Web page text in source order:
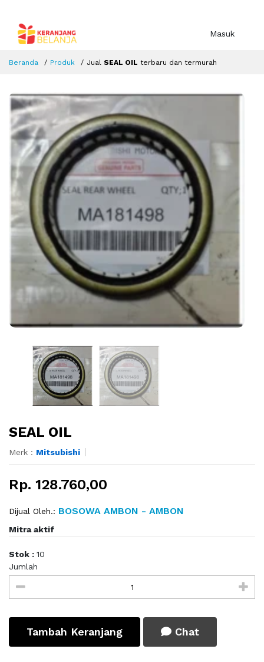
Masuk
Beranda Produk Jual SEAL OIL terbaru dan termurah
SEAL OIL
Merk : Mitsubishi
Rp. 128.760,00
Dijual Oleh.: BOSOWA AMBON - AMBON
Mitra aktif
Stok : 10
Jumlah
Tambah Keranjang Chat